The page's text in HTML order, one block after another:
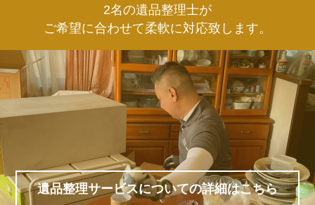
2名の遺品整理士が
ご希望に合わせて柔軟に対応致します。
遺品整理サービスについての詳細はこちら